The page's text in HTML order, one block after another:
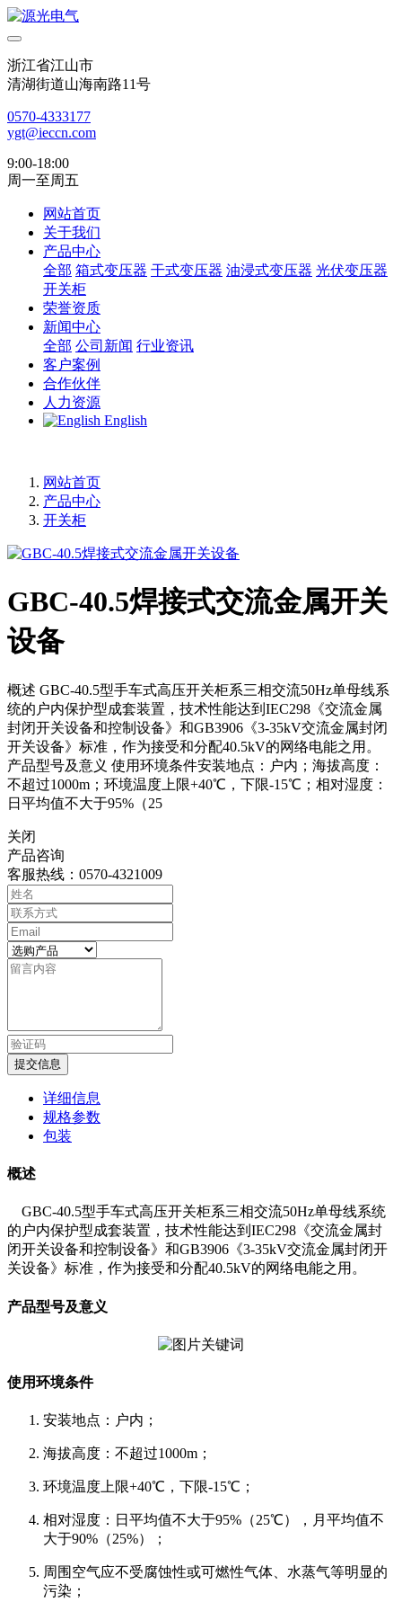
浙江省江山市
清湖街道山海南路11号
0570-4333177
ygt@ieccn.com
9:00-18:00
周一至周五
网站首页
关于我们
产品中心
全部 箱式变压器 干式变压器 油浸式变压器 光伏变压器
开关柜
荣誉资质
新闻中心
全部 公司新闻 行业资讯
客户案例
合作伙伴
人力资源
English
网站首页
产品中心
开关柜
GBC-40.5焊接式交流金属开关
设备
概述 GBC-40.5型手车式高压开关柜系三相交流50Hz单母线系
统的户内保护型成套装置，技术性能达到IEC298《交流金属
封闭开关设备和控制设备》和GB3906《3-35kV交流金属封闭
开关设备》标准，作为接受和分配40.5kV的网络电能之用。
产品型号及意义 使用环境条件安装地点：户内；海拔高度：
不超过1000m；环境温度上限+40℃，下限-15℃；相对湿度：
日平均值不大于95%（25
关闭
产品咨询
客服热线：0570-4321009
提交信息
详细信息
规格参数
包装
概述
GBC-40.5型手车式高压开关柜系三相交流50Hz单母线系统
的户内保护型成套装置，技术性能达到IEC298《交流金属封
闭开关设备和控制设备》和GB3906《3-35kV交流金属封闭开
关设备》标准，作为接受和分配40.5kV的网络电能之用。
产品型号及意义
使用环境条件
安装地点：户内；
海拔高度：不超过1000m；
环境温度上限+40℃，下限-15℃；
相对湿度：日平均值不大于95%（25℃），月平均值不
大于90%（25%）；
周围空气应不受腐蚀性或可燃性气体、水蒸气等明显的
污染；